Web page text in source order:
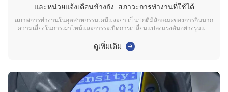
และหน่วยแจ้งเตือนข้างถัง: สภาวะการทำงานที่ใช้ได้
สภาพการทํางานในอุตสาหกรรมเคมีและยา เป็นปกติมีลักษณะของการกินมาก
ความเสี่ยงในการเผาไหม้และการระเบิดการเปลี่ยนแปลงแรงดันอย่างรุนแรง
การเจาะสัญญาณที่แข็งแรงเครื่องส่งระดับราดาร์ 80 GHz เป็นตัวเลือกที่ดีที่สุด
สําหรับสภาพแวดล้อมที่ซับซ้อนอย่า...
ดูเพิ่มเติม